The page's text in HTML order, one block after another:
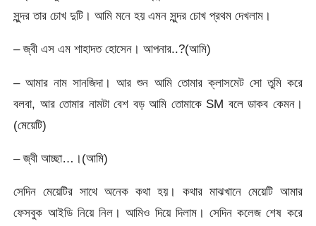
সুন্দর তার চোখ দুটি। আমি মনে হয় এমন সুন্দর চোখ প্রথম দেখলাম।
– জ্বী এস এম শাহাদত হোসেন। আপনার..?(আমি)
– আমার নাম সানজিদা। আর শুন আমি তোমার ক্লাসমেট সো তুমি করে
বলবা, আর তোমার নামটা বেশ বড় আমি তোমাকে SM বলে ডাকব কেমন।
(মেয়েটি)
– জ্বী আচ্ছা…।(আমি)
সেদিন মেয়েটির সাথে অনেক কথা হয়। কথার মাঝখানে মেয়েটি আমার
ফেসবুক আইডি নিয়ে নিল। আমিও দিয়ে দিলাম। সেদিন কলেজ শেষ করে